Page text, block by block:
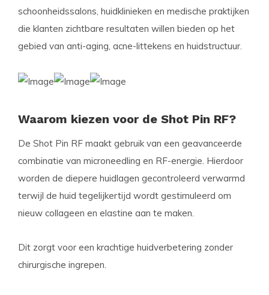
schoonheidssalons, huidklinieken en medische praktijken
die klanten zichtbare resultaten willen bieden op het
gebied van anti-aging, acne-littekens en huidstructuur.
Waarom kiezen voor de Shot Pin RF?
De Shot Pin RF maakt gebruik van een geavanceerde
combinatie van microneedling en RF-energie. Hierdoor
worden de diepere huidlagen gecontroleerd verwarmd
terwijl de huid tegelijkertijd wordt gestimuleerd om
nieuw collageen en elastine aan te maken.
Dit zorgt voor een krachtige huidverbetering zonder
chirurgische ingrepen.